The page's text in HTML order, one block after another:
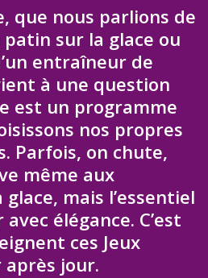
que nous parlions de
patin sur la glace ou
entraîneur de
à une question
est un programme
nos propres
Parfois, on chute,
même aux
mais l’essentiel
élégance. C’est
ces Jeux
jour.